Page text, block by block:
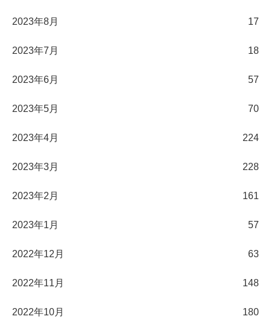
2023年8月 17
2023年7月 18
2023年6月 57
2023年5月 70
2023年4月 224
2023年3月 228
2023年2月 161
2023年1月 57
2022年12月 63
2022年11月 148
2022年10月 180